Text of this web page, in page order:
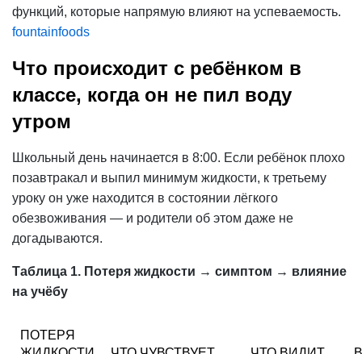
функций, которые напрямую влияют на успеваемость.
fountainfoods
Что происходит с ребёнком в
классе, когда он не пил воду
утром
Школьный день начинается в 8:00. Если ребёнок плохо
позавтракал и выпил минимум жидкости, к третьему
уроку он уже находится в состоянии лёгкого
обезвоживания — и родители об этом даже не
догадываются.
Таблица 1. Потеря жидкости → симптом → влияние
на учёбу
ПОТЕРЯ